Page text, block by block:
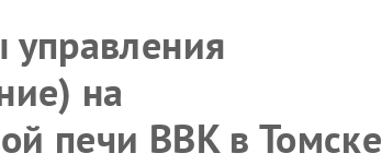
управления
на
печи BBK в Томске